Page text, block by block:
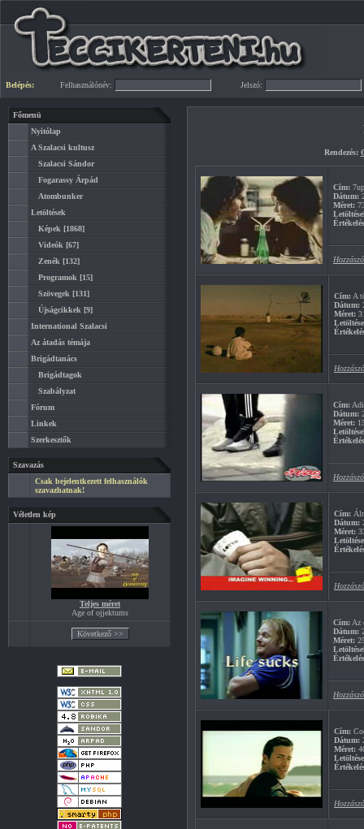
Belépés: Felhasználónév: Jelszó:
Főmenü
Nyitólap
A Szalacsi kultusz
Szalacsi Sándor
Fogarassy Árpád
Atombunker
Letöltések
Képek [1868]
Videók [67]
Zenék [132]
Programok [15]
Szövegek [131]
Újságcikkek [9]
International Szalacsi
Az átadás témája
Brigádtanács
Brigádtagok
Szabályzat
Fórum
Linkek
Szerkesztők
Szavazás
Csak bejelentkezett felhasználók
szavazhatnak!
Véletlen kép
Teljes méret
Age of ojjektums
Rendezés:
Cím:
Dátum:
Méret:
Cím: A
Dátum:
Méret:
Cím:
Dátum:
Méret:
Cím:
Dátum:
Méret:
Cím: Az
Dátum:
Méret:
Cím:
Dátum:
Méret: